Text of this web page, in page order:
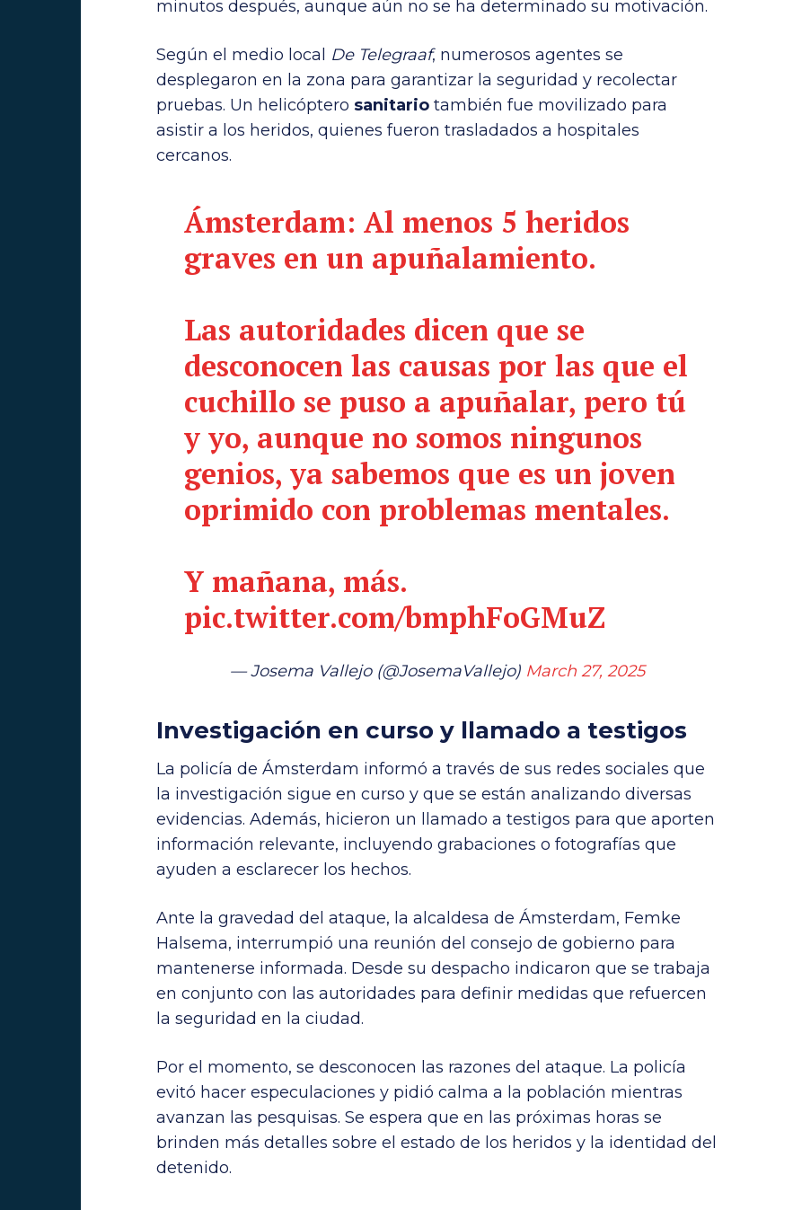
minutos después, aunque aún no se ha determinado su motivación.
Según el medio local De Telegraaf, numerosos agentes se
desplegaron en la zona para garantizar la seguridad y recolectar
pruebas. Un helicóptero sanitario también fue movilizado para
asistir a los heridos, quienes fueron trasladados a hospitales
cercanos.
Ámsterdam: Al menos 5 heridos
graves en un apuñalamiento.
Las autoridades dicen que se
desconocen las causas por las que el
cuchillo se puso a apuñalar, pero tú
y yo, aunque no somos ningunos
genios, ya sabemos que es un joven
oprimido con problemas mentales.
Y mañana, más.
pic.twitter.com/bmphFoGMuZ
— Josema Vallejo (@JosemaVallejo) March 27, 2025
Investigación en curso y llamado a testigos
La policía de Ámsterdam informó a través de sus redes sociales que
la investigación sigue en curso y que se están analizando diversas
evidencias. Además, hicieron un llamado a testigos para que aporten
información relevante, incluyendo grabaciones o fotografías que
ayuden a esclarecer los hechos.
Ante la gravedad del ataque, la alcaldesa de Ámsterdam, Femke
Halsema, interrumpió una reunión del consejo de gobierno para
mantenerse informada. Desde su despacho indicaron que se trabaja
en conjunto con las autoridades para definir medidas que refuercen
la seguridad en la ciudad.
Por el momento, se desconocen las razones del ataque. La policía
evitó hacer especulaciones y pidió calma a la población mientras
avanzan las pesquisas. Se espera que en las próximas horas se
brinden más detalles sobre el estado de los heridos y la identidad del
detenido.